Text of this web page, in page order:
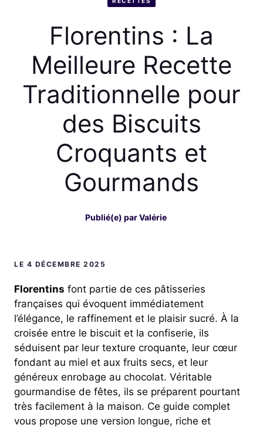
Florentins : La
Meilleure Recette
Traditionnelle pour
des Biscuits
Croquants et
Gourmands
Publié(e) parValérie
LE 4 DÉCEMBRE 2025
Florentins font partie de ces pâtisseries
françaises qui évoquent immédiatement
l’élégance, le raffinement et le plaisir sucré. À la
croisée entre le biscuit et la confiserie, ils
séduisent par leur texture croquante, leur cœur
fondant au miel et aux fruits secs, et leur
généreux enrobage au chocolat. Véritable
gourmandise de fêtes, ils se préparent pourtant
très facilement à la maison. Ce guide complet
vous propose une version longue, riche et